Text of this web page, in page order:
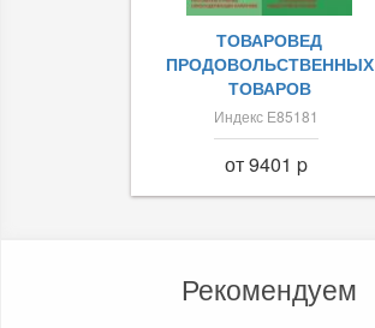
ТОВАРОВЕД
ПРОДОВОЛЬСТВЕННЫХ
ТОВАРОВ
Индекс Е85181
от 9401 p
Рекомендуем